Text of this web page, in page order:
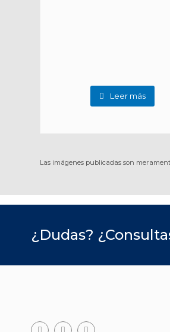
Leer más
Las imágenes publicadas son
¿Dudas?